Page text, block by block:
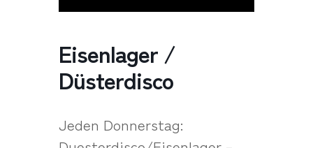
Eisenlager /
Düsterdisco
Jeden Donnerstag: